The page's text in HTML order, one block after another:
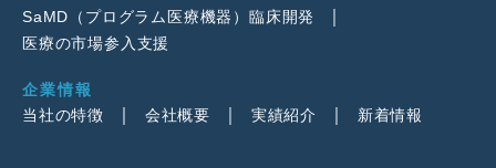
SaMD（プログラム医療機器）臨床開発
医療の市場参入支援
企業情報
当社の特徴
会社概要 実績紹介 新着情報